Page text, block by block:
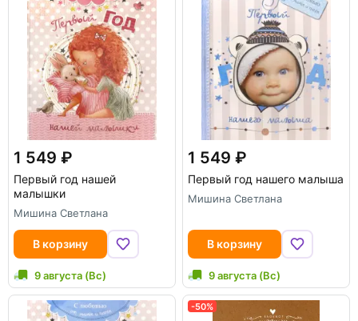
1 549
Первый год нашей
малышки
Мишина Светлана
В корзину
9 августа (Вс)
1 549
Первый год нашего малыша
Мишина Светлана
В корзину
9 августа (Вс)
-50%